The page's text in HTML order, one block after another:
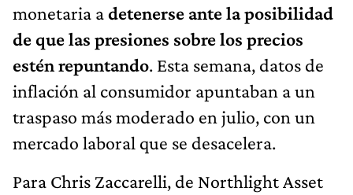
monetaria adetenerse ante la posibilidad
de que las presiones sobre los precios
estén repuntando. Esta semana, datos de
inflación al consumidor apuntaban a un
traspaso más moderado en julio, con un
mercado laboral que se desacelera.
Para Chris Zaccarelli, de Northlight Asset